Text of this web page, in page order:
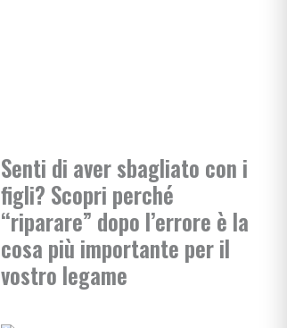
Senti di aver sbagliato con i
figli? Scopri perché
“riparare” dopo l’errore è la
cosa più importante per il
vostro legame